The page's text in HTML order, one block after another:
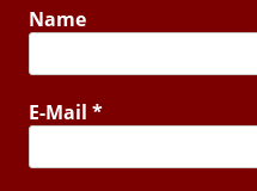
Name
E-Mail *